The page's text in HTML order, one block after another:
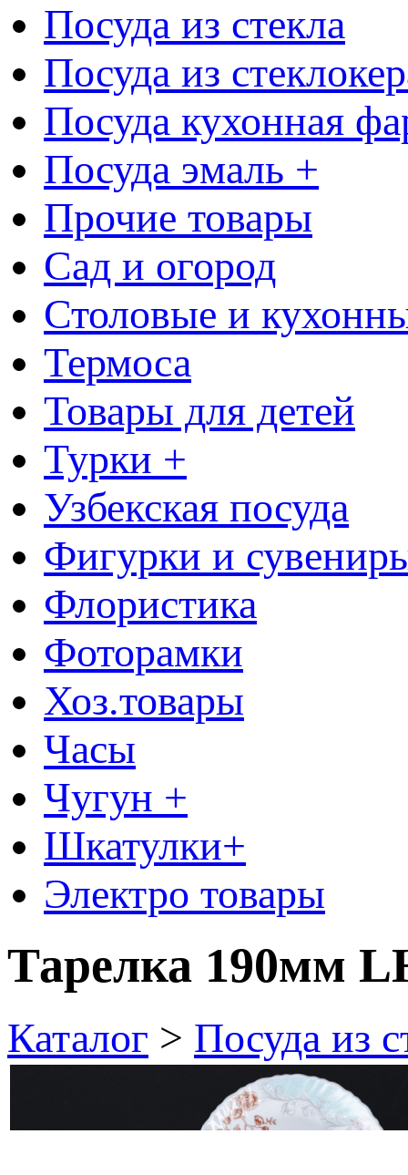
Посуда из стекла
Посуда из
Посуда кухонная
Посуда эмаль +
Прочие товары
Сад и огород
Столовые и
Термоса
Товары для детей
Турки +
Узбекская посуда
Фигурки и
Флористика
Фоторамки
Хоз.товары
Часы
Чугун +
Шкатулки+
Электро товары
Тарелка 190мм
Каталог > Посуда из